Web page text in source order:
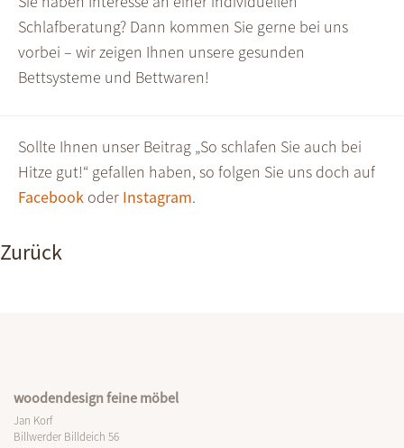
Schlafberatung? Dann kommen Sie gerne bei uns
vorbei – wir zeigen Ihnen unsere gesunden
Bettsysteme und Bettwaren!
Sollte Ihnen unser Beitrag „So schlafen Sie auch bei
Hitze gut!“ gefallen haben, so folgen Sie uns doch auf
Facebook oder Instagram.
Zurück
woodendesign feine möbel
Jan Korf
Billwerder Billdeich 56